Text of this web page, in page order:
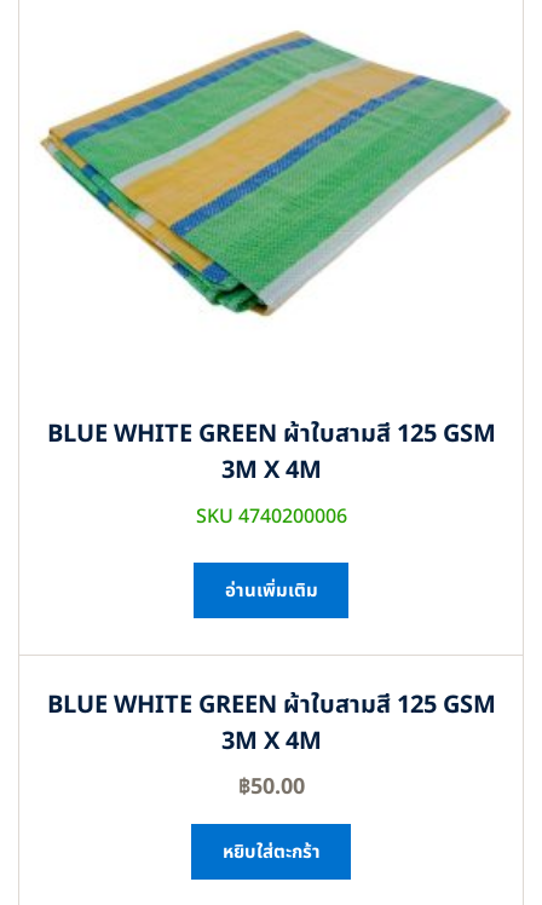
BLUE WHITE GREEN ผ้าใบสามสี 125 GSM
3M X 4M
SKU 4740200006
อ่านเพิ่มเติม
BLUE WHITE GREEN ผ้าใบสามสี 125 GSM
3M X 4M
฿50.00
หยิบใส่ตะกร้า